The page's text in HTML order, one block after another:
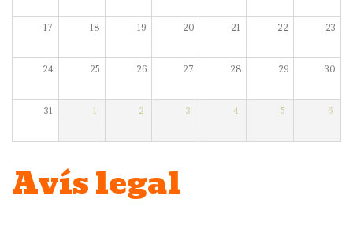
17 18 19 20 21 22 23
24 25 26 27 28 29 30
31 1 2 3 4 5 6
Avís legal